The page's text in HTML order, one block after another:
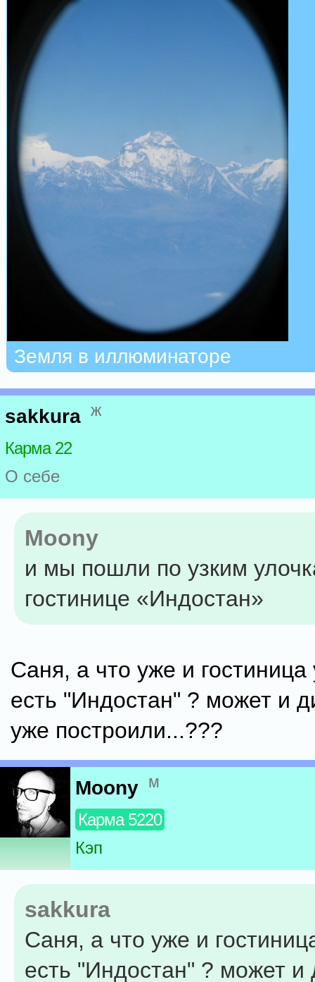
Земля в иллюминаторе
sakkura ж
Карма 22
О себе
Moony
и мы пошли по узким
гостинице «Индостан»
Саня, а что уже и гостиница
есть "Индостан" ? может и
уже построили...???
Moony м
Карма 5220
Кэп
sakkura
Саня, а что уже и
есть "Индостан" ? может и